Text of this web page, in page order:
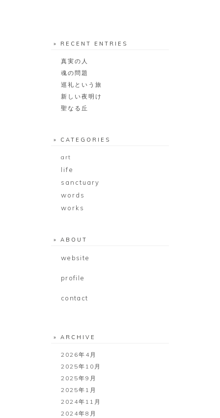
» RECENT ENTRIES
真実の人
魂の問題
巡礼という旅
新しい夜明け
聖なる丘
» CATEGORIES
art
life
sanctuary
words
works
» ABOUT
website
profile
contact
» ARCHIVE
2026年4月
2025年10月
2025年9月
2025年1月
2024年11月
2024年8月